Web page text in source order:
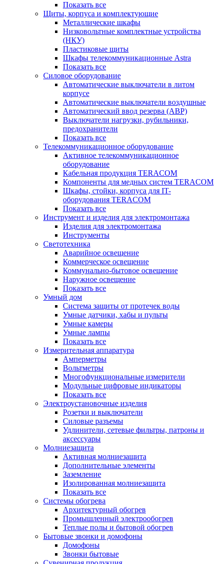
Показать все
Щиты, корпуса и комплектующие
Металлические шкафы
Низковольтные комплектные устройства
(НКУ)
Пластиковые щиты
Шкафы телекоммуникационные Astra
Показать все
Силовое оборудование
Автоматические выключатели в литом
корпусе
Автоматические выключатели воздушные
Автоматический ввод резерва (АВР)
Выключатели нагрузки, рубильники,
предохранители
Показать все
Телекоммуникационное оборудование
Активное телекоммуникационное
оборудование
Кабельная продукция TERACOM
Компоненты для медных систем TERACOM
Шкафы, стойки, корпуса для IT-
оборудования TERACOM
Показать все
Инструмент и изделия для электромонтажа
Изделия для электромонтажа
Инструменты
Светотехника
Аварийное освещение
Коммерческое освещение
Коммунально-бытовое освещение
Наружное освещение
Показать все
Умный дом
Система защиты от протечек воды
Умные датчики, хабы и пульты
Умные камеры
Умные лампы
Показать все
Измерительная аппаратура
Амперметры
Вольтметры
Многофункциональные измерители
Модульные цифровые индикаторы
Показать все
Электроустановочные изделия
Розетки и выключатели
Силовые разъемы
Удлинители, сетевые фильтры, патроны и
аксессуары
Молниезащита
Активная молниезащита
Дополнительные элементы
Заземление
Изолированная молниезащита
Показать все
Системы обогрева
Архитектурный обогрев
Промышленный электрообогрев
Теплые полы и бытовой обогрев
Бытовые звонки и домофоны
Домофоны
Звонки бытовые